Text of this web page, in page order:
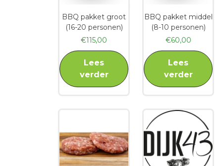
BBQ pakket groot
(16-20 personen)
€115,00
Lees
verder
BBQ pakket middel
(8-10 personen)
€60,00
Lees
verder